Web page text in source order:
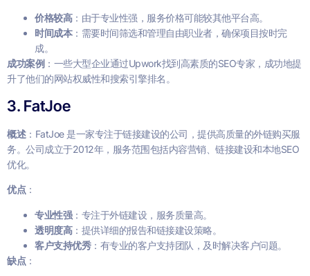
价格较高：由于专业性强，服务价格可能较其他平台高。
时间成本：需要时间筛选和管理自由职业者，确保项目按时完
成。
成功案例：一些大型企业通过Upwork找到高素质的SEO专家，成功地提
升了他们的网站权威性和搜索引擎排名。
3. FatJoe
概述：FatJoe 是一家专注于链接建设的公司，提供高质量的外链购买服
务。公司成立于2012年，服务范围包括内容营销、链接建设和本地SEO
优化。
优点：
专业性强：专注于外链建设，服务质量高。
透明度高：提供详细的报告和链接建设策略。
客户支持优秀：有专业的客户支持团队，及时解决客户问题。
缺点：